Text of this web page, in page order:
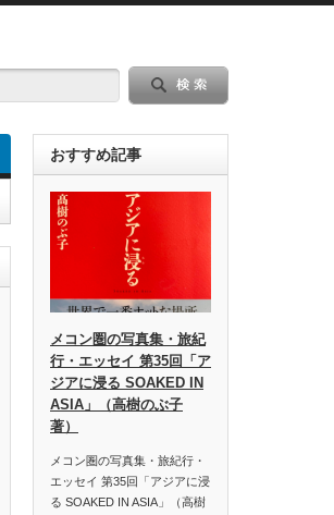
おすすめ記事
メコン圏の写真集・旅紀
行・エッセイ 第35回「ア
ジアに浸る SOAKED IN
ASIA」（高樹のぶ子
著）
メコン圏の写真集・旅紀行・
エッセイ 第35回「アジアに浸
る SOAKED IN ASIA」（高樹